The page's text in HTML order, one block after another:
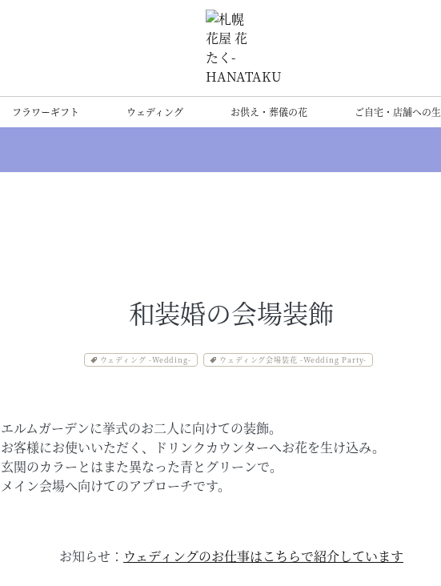
フラワーギフト ウェディング お供え・葬儀の花 ご自宅・店舗への
和装婚の会場装飾
ウェディング -Wedding- ウェディング会場装花 -Wedding Party-
エルムガーデンに挙式のお二人に向けての装飾。
お客様にお使いいただく、ドリンクカウンターへお花を生け込み。
玄関のカラーとはまた異なった青とグリーンで。
メイン会場へ向けてのアプローチです。
お知らせ： ウェディングのお仕事はこちらで紹介しています